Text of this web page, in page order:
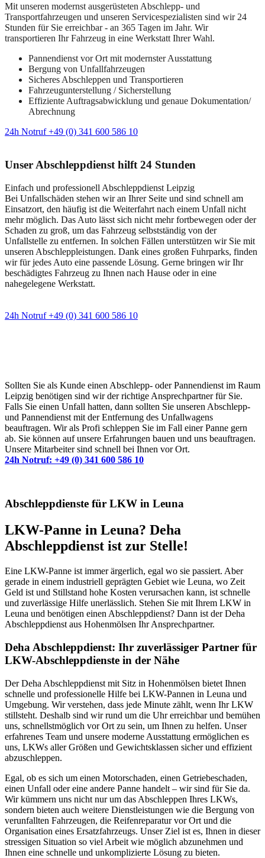
Mit unseren modernst ausgerüsteten Abschlepp- und
Transportfahrzeugen und unseren Servicespezialisten sind wir 24
Stunden für Sie erreichbar - an 365 Tagen im Jahr. Wir
transportieren Ihr Fahrzeug in eine Werkstatt Ihrer Wahl.
Pannendienst vor Ort mit modernster Ausstattung
Bergung von Unfallfahrzeugen
Sicheres Abschleppen und Transportieren
Fahrzeugunterstellung / Sicherstellung
Effiziente Auftragsabwicklung und genaue Dokumentation/
Abrechnung
24h Notruf +49 (0) 341 600 586 10
Unser Abschleppdienst hilft 24 Stunden
Einfach und professionell Abschleppdienst Leipzig
Bei Unfallschäden stehen wir an Ihrer Seite und sind schnell am
Einsatzort, den häufig ist die Weiterfahrt nach einem Unfall nicht
mehr möglich. Das Auto lässt sich nicht mehr fortbewegen oder der
Schaden zu groß, um das Fahrzeug selbstständig von der
Unfallstelle zu entfernen. In solchen Fällen unterstützen wir Sie mit
unseren Abschleppleistungen. Dank eines großen Fuhrparks, finden
wir für jedes Auto eine passende Lösung. Gerne bringen wir Ihr
beschädigtes Fahrzeug zu Ihnen nach Hause oder in eine
nahegelegene Werkstatt.
24h Notruf +49 (0) 341 600 586 10
Sollten Sie als Kunde einen Abschlepp- oder Pannendienst im Raum
Leipzig benötigen sind wir der richtige Ansprechpartner für Sie.
Falls Sie einen Unfall hatten, dann sollten Sie unseren Abschlepp-
und Pannendienst mit der Entfernung des Unfallwagens
beauftragen. Wir als Profi schleppen Sie im Fall einer Panne gern
ab. Sie können auf unsere Erfahrungen bauen und uns beauftragen.
Unsere Mitarbeiter sind schnell bei Ihnen vor Ort.
24h Notruf: +49 (0) 341 600 586 10
Abschleppdienste für LKW in Leuna
LKW-Panne in Leuna? Deha
Abschleppdienst ist zur Stelle!
Eine LKW-Panne ist immer ärgerlich, egal wo sie passiert. Aber
gerade in einem industriell geprägten Gebiet wie Leuna, wo Zeit
Geld ist und Stillstand hohe Kosten verursachen kann, ist schnelle
und zuverlässige Hilfe unerlässlich. Stehen Sie mit Ihrem LKW in
Leuna und benötigen einen Abschleppdienst? Dann ist der Deha
Abschleppdienst aus Hohenmölsen Ihr Ansprechpartner.
Deha Abschleppdienst: Ihr zuverlässiger Partner für
LKW-Abschleppdienste in der Nähe
Der Deha Abschleppdienst mit Sitz in Hohenmölsen bietet Ihnen
schnelle und professionelle Hilfe bei LKW-Pannen in Leuna und
Umgebung. Wir verstehen, dass jede Minute zählt, wenn Ihr LKW
stillsteht. Deshalb sind wir rund um die Uhr erreichbar und bemühen
uns, schnellstmöglich vor Ort zu sein, um Ihnen zu helfen. Unser
erfahrenes Team und unsere moderne Ausstattung ermöglichen es
uns, LKWs aller Größen und Gewichtsklassen sicher und effizient
abzuschleppen.
Egal, ob es sich um einen Motorschaden, einen Getriebeschaden,
einen Unfall oder eine andere Panne handelt – wir sind für Sie da.
Wir kümmern uns nicht nur um das Abschleppen Ihres LKWs,
sondern bieten auch weitere Dienstleistungen wie die Bergung von
verunfallten Fahrzeugen, die Reifenreparatur vor Ort und die
Organisation eines Ersatzfahrzeugs. Unser Ziel ist es, Ihnen in dieser
stressigen Situation so viel Arbeit wie möglich abzunehmen und
Ihnen eine schnelle und unkomplizierte Lösung zu bieten.